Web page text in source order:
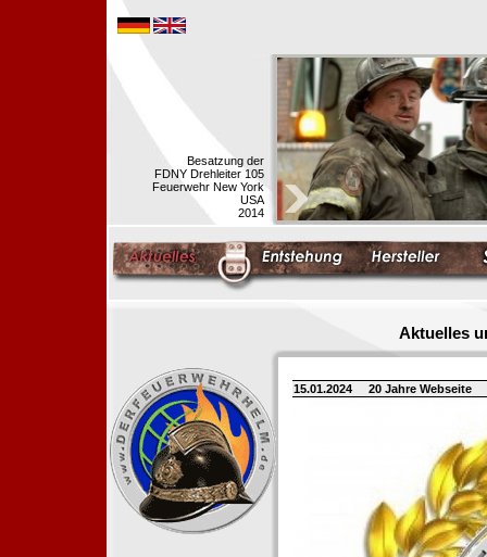
Besatzung der
FDNY Drehleiter 105
Feuerwehr New York
USA
2014
Aktuelles
15.01.2024 20 Jahre Webseite